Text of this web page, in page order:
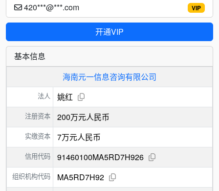
VIP
420***@***.com
开通VIP
基本信息
海南元一信息咨询有限公司
法人 姚红
注册资本 200万元人民币
实缴资本 7万元人民币
信用代码 91460100MA5RD7H926
组织机构代码 MA5RD7H92